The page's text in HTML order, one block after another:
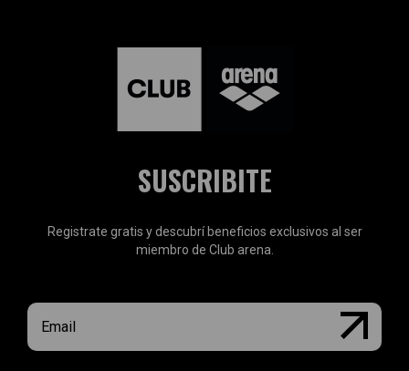
SUSCRIBITE
Registrate gratis y descubrí beneficios exclusivos al ser
miembro de Club arena.